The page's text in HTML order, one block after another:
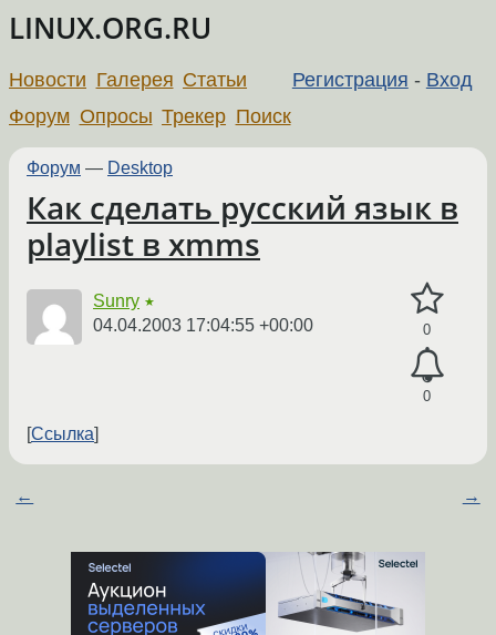
LINUX.ORG.RU
Регистрация - Вход
Новости Галерея Статьи
Форум Опросы Трекер Поиск
Форум — Desktop
Как сделать русский язык в
playlist в xmms
0
0
Sunry ★
04.04.2003 17:04:55 +00:00
Ссылка
← →